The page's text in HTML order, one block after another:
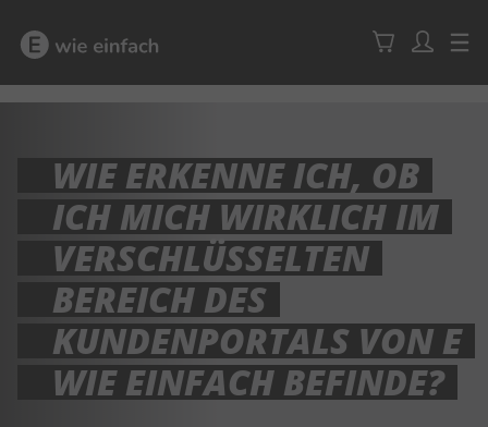
WIE ERKENNE ICH, OB
ICH MICH WIRKLICH IM
VERSCHLÜSSELTEN
BEREICH DES
KUNDENPORTALS VON E
WIE EINFACH BEFINDE?